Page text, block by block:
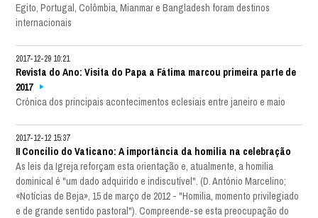
Egito, Portugal, Colômbia, Mianmar e Bangladesh foram destinos
internacionais
2017-12-29 10:21
Revista do Ano: Visita do Papa a Fátima marcou primeira parte de
2017
Crónica dos principais acontecimentos eclesiais entre janeiro e maio
2017-12-12 15:37
II Concílio do Vaticano: A importância da homilia na celebração
As leis da Igreja reforçam esta orientação e, atualmente, a homilia
dominical é "um dado adquirido e indiscutível". (D. António Marcelino;
«Notícias de Beja», 15 de março de 2012 - "Homilia, momento privilegiado
e de grande sentido pastoral"). Compreende-se esta preocupação do